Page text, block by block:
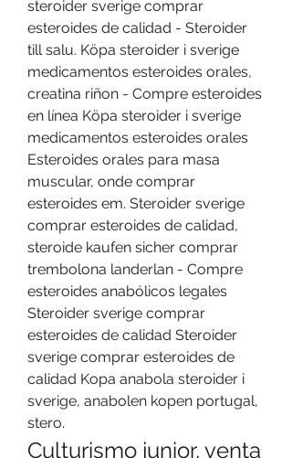
steroider sverige comprar
esteroides de calidad - Steroider
till salu. Köpa steroider i sverige
medicamentos esteroides orales,
creatina riñon - Compre esteroides
en línea Köpa steroider i sverige
medicamentos esteroides orales
Esteroides orales para masa
muscular, onde comprar
esteroides em. Steroider sverige
comprar esteroides de calidad,
steroide kaufen sicher comprar
trembolona landerlan - Compre
esteroides anabólicos legales
Steroider sverige comprar
esteroides de calidad Steroider
sverige comprar esteroides de
calidad Kopa anabola steroider i
sverige, anabolen kopen portugal,
stero.
Culturismo junior, venta